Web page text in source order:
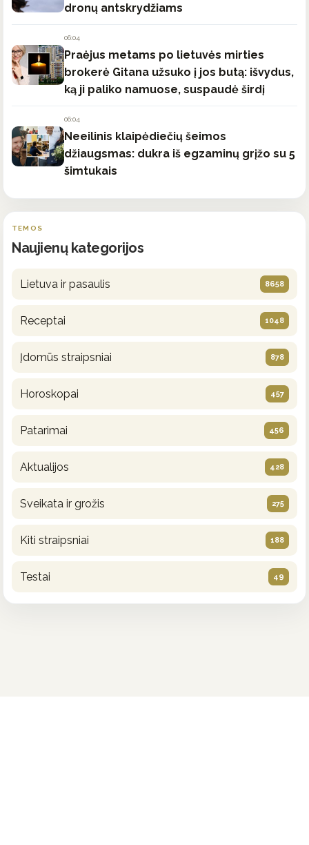
dronų antskrydžiams
06:04
Praėjus metams po lietuvės mirties
brokerė Gitana užsuko į jos butą: išvydus,
ką ji paliko namuose, suspaudė širdį
06:04
Neeilinis klaipėdiečių šeimos
džiaugsmas: dukra iš egzaminų grįžo su 5
šimtukais
TEMOS
Naujienų kategorijos
Lietuva ir pasaulis 8658
Receptai 1048
Įdomūs straipsniai 878
Horoskopai 457
Patarimai 456
Aktualijos 428
Sveikata ir grožis 275
Kiti straipsniai 188
Testai 49